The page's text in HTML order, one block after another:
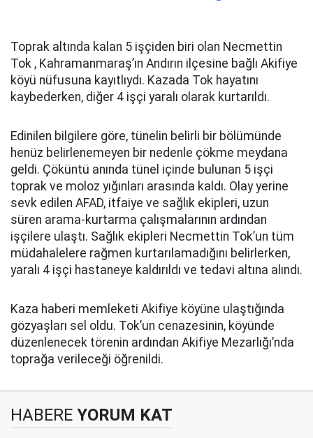
Toprak altında kalan 5 işçiden biri olan Necmettin
Tok , Kahramanmaraş’ın Andırın ilçesine bağlı Akifiye
köyü nüfusuna kayıtlıydı. Kazada Tok hayatını
kaybederken, diğer 4 işçi yaralı olarak kurtarıldı.
Edinilen bilgilere göre, tünelin belirli bir bölümünde
henüz belirlenemeyen bir nedenle çökme meydana
geldi. Çöküntü anında tünel içinde bulunan 5 işçi
toprak ve moloz yığınları arasında kaldı. Olay yerine
sevk edilen AFAD, itfaiye ve sağlık ekipleri, uzun
süren arama-kurtarma çalışmalarının ardından
işçilere ulaştı. Sağlık ekipleri Necmettin Tok’un tüm
müdahalelere rağmen kurtarılamadığını belirlerken,
yaralı 4 işçi hastaneye kaldırıldı ve tedavi altına alındı.
Kaza haberi memleketi Akifiye köyüne ulaştığında
gözyaşları sel oldu. Tok’un cenazesinin, köyünde
düzenlenecek törenin ardından Akifiye Mezarlığı’nda
toprağa verileceği öğrenildi.
HABERE YORUM KAT